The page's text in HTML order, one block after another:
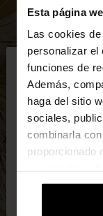
Esta página
Las cookies
personalizar el
funciones de
Además,
haga del sitio
sociales,
combinarla
proporcionado
hola
Estás
la web de